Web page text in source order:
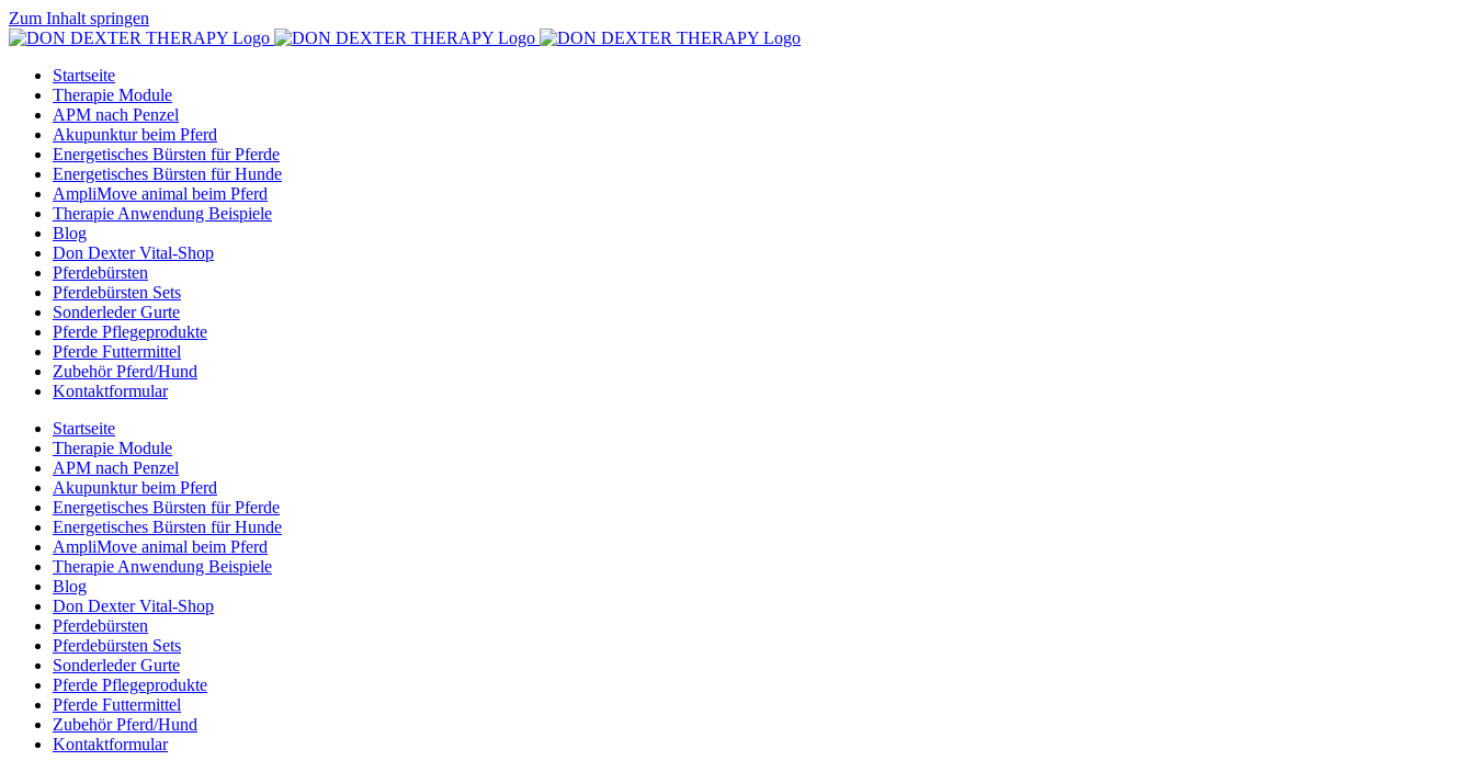
Zum Inhalt springen
Startseite
Therapie Module
APM nach Penzel
Akupunktur beim Pferd
Energetisches Bürsten für Pferde
Energetisches Bürsten für Hunde
AmpliMove animal beim Pferd
Therapie Anwendung Beispiele
Blog
Don Dexter Vital-Shop
Pferdebürsten
Pferdebürsten Sets
Sonderleder Gurte
Pferde Pflegeprodukte
Pferde Futtermittel
Zubehör Pferd/Hund
Kontaktformular
Startseite
Therapie Module
APM nach Penzel
Akupunktur beim Pferd
Energetisches Bürsten für Pferde
Energetisches Bürsten für Hunde
AmpliMove animal beim Pferd
Therapie Anwendung Beispiele
Blog
Don Dexter Vital-Shop
Pferdebürsten
Pferdebürsten Sets
Sonderleder Gurte
Pferde Pflegeprodukte
Pferde Futtermittel
Zubehör Pferd/Hund
Kontaktformular